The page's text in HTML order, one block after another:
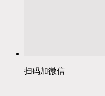
扫码加微信